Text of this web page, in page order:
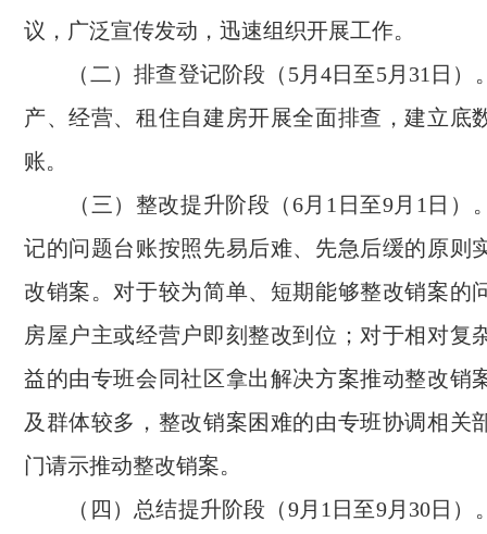
议，广泛宣传发动，迅速组织开展工作。
（二）排查登记阶段（5月4日至5月31日）
产、经营、租住自建房开展全面排查，建立底
账。
（三）整改提升阶段（6月1日至9月1日）
记的问题台账按照先易后难、先急后缓的原则
改销案。对于较为简单、短期能够整改销案的
房屋户主或经营户即刻整改到位；对于相对复
益的由专班会同社区拿出解决方案推动整改销
及群体较多，整改销案困难的由专班协调相关
门请示推动整改销案。
（四）总结提升阶段（9月1日至9月30日）